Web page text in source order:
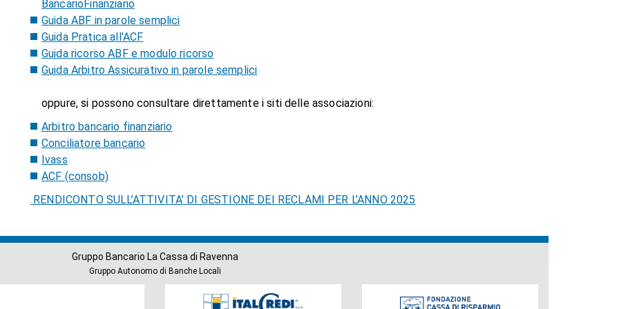
BancarioFinanziario
Guida ABF in parole semplici
Guida Pratica all'ACF
Guida ricorso ABF e modulo ricorso
Guida Arbitro Assicurativo in parole semplici
oppure, si possono consultare direttamente i siti delle associazioni:
Arbitro bancario finanziario
Conciliatore bancario
Ivass
ACF (consob)
RENDICONTO SULL’ATTIVITA’ DI GESTIONE DEI RECLAMI PER L’ANNO 2025
Gruppo Bancario La Cassa di Ravenna
Gruppo Autonomo di Banche Locali
Società
Fondazione